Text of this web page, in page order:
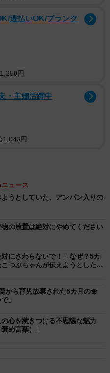
女性二人組の観光客が持っ
袋を鹿が取ってしまい食べ
観光客は鹿がビニール袋ご
上げようともせず、ただ鹿
んが鹿に駆け寄り何とか取
ます。
ゃないですか？ビニール袋
な？遠足に行って若草山で
物見せたら終わり」
かったね、鹿さん 人間が
」
る観光客と奈良の鹿のトラ
ちの現状について、川地さ
週払いOK/ブランク
円
・主婦活躍中
1,046円
ュース
ようとしていた、アンパン入りの
物の放置は絶対にやめてください
対にさわらないで！」なぜ？5カ
つぶちゃんが伝えようとしたこ
から育児放棄された5カ月の命
」
の心を惹きつける不思議な魅力
め言葉）」